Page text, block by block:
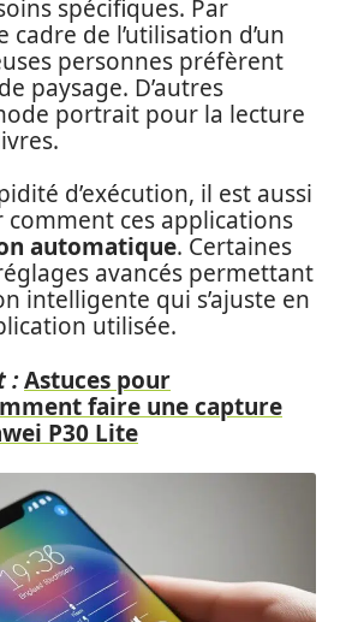
spécifiques. Par
cadre de l’utilisation d’un
personnes préfèrent
paysage. D’autres
portrait pour la lecture
d’exécution, il est aussi
comment ces applications
automatique. Certaines
avancés permettant
intelligente qui s’ajuste en
utilisée.
:Astuces pour
faire une capture
P30 Lite